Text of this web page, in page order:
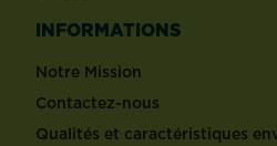
INFORMATIONS
Notre Mission
Contactez-nous
Qualités et caractéristiques